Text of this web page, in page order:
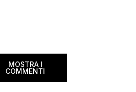
MOSTRA I
COMMENTI